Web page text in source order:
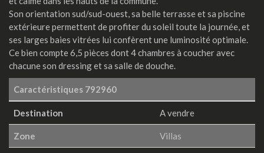
Son orientation sud/sud-ouest, sa belle terrasse et sa piscine
extérieure permettent de profiter du soleil toute la journée, et
ses larges baies vitrées lui confèrent une luminosité optimale.
Ce bien compte 6,5 pièces dont 4 chambres à coucher avec
chacune son dressing et sa salle de douche.
Caractéristiques 792960
Destination A vendre
Zone Villas